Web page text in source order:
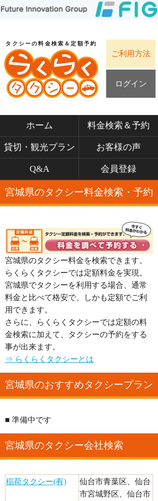
タクシーの料金検索＆定額予約
ご利用方法
ログイン
ホーム 料金検索＆予約
貸切・観光プラン お客様の声
Q&A 会員登録
宮城県のタクシー料金検索・予約
宮城県のタクシー料金を検索できます。
らくらくタクシーでは定額料金を実現。
宮城県でタクシーを利用する場合、通常
料金と比べて格安で、しかも定額でご利
用できます。
さらに、らくらくタクシーでは定額の料
金検索に加えて、タクシーの予約をする
事が出来ます。
⇒ らくらくタクシーとは
宮城県のおすすめタクシープラン
■ 準備中です
宮城県のタクシー会社検索
稲荷タクシー(有)
仙台市青葉区、仙台
市宮城野区、仙台市